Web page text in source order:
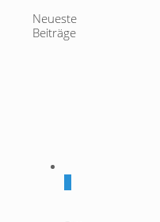
Neueste
Beiträge